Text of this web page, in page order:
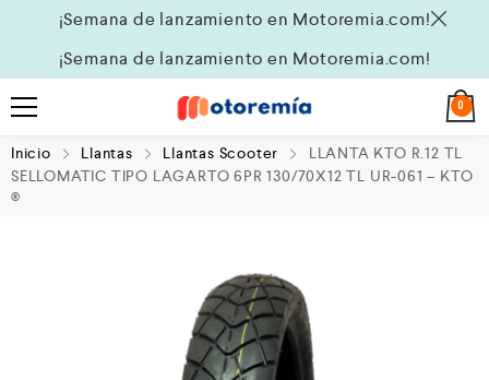
¡Semana de lanzamiento en Motoremia.com!
¡Semana de lanzamiento en Motoremia.com!
0
Inicio Llantas Llantas Scooter
LLANTA KTO R.12 TL
SELLOMATIC TIPO LAGARTO 6PR 130/70X12 TL UR-061 – KTO
®